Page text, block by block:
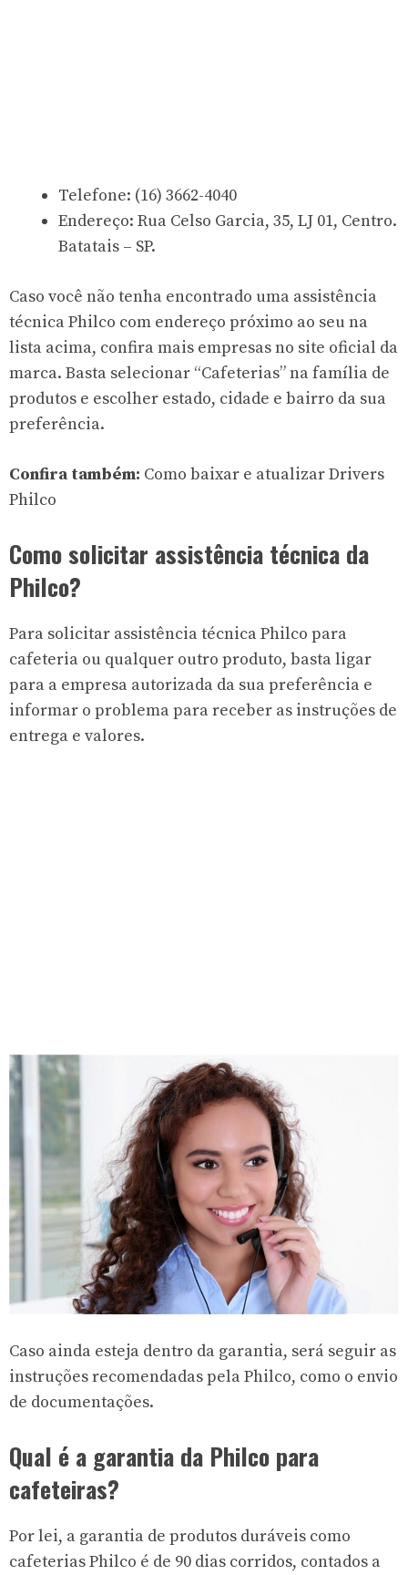
Telefone: (16) 3662-4040
Endereço: Rua Celso Garcia, 35, LJ 01, Centro.
Batatais – SP.
Caso você não tenha encontrado uma assistência
técnica Philco com endereço próximo ao seu na
lista acima, confira mais empresas no site oficial da
marca. Basta selecionar “Cafeterias” na família de
produtos e escolher estado, cidade e bairro da sua
preferência.
Confira também: Como baixar e atualizar Drivers
Philco
Como solicitar assistência técnica da
Philco?
Para solicitar assistência técnica Philco para
cafeteria ou qualquer outro produto, basta ligar
para a empresa autorizada da sua preferência e
informar o problema para receber as instruções de
entrega e valores.
Caso ainda esteja dentro da garantia, será seguir as
instruções recomendadas pela Philco, como o envio
de documentações.
Qual é a garantia da Philco para
cafeteiras?
Por lei, a garantia de produtos duráveis como
cafeterias Philco é de 90 dias corridos, contados a